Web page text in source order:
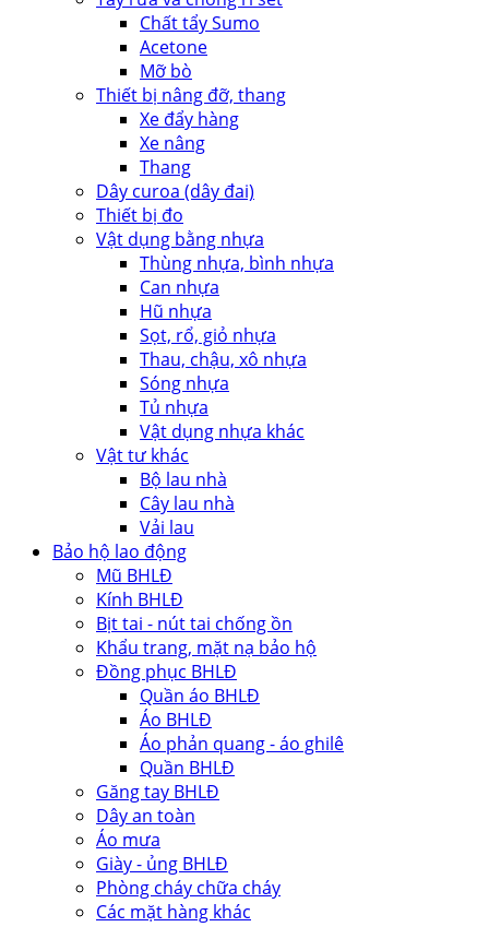
Chất tẩy Sumo
Acetone
Mỡ bò
Thiết bị nâng đỡ, thang
Xe đẩy hàng
Xe nâng
Thang
Dây curoa (dây đai)
Thiết bị đo
Vật dụng bằng nhựa
Thùng nhựa, bình nhựa
Can nhựa
Hũ nhựa
Sọt, rổ, giỏ nhựa
Thau, chậu, xô nhựa
Sóng nhựa
Tủ nhựa
Vật dụng nhựa khác
Vật tư khác
Bộ lau nhà
Cây lau nhà
Vải lau
Bảo hộ lao động
Mũ BHLĐ
Kính BHLĐ
Bịt tai - nút tai chống ồn
Khẩu trang, mặt nạ bảo hộ
Đồng phục BHLĐ
Quần áo BHLĐ
Áo BHLĐ
Áo phản quang - áo ghilê
Quần BHLĐ
Găng tay BHLĐ
Dây an toàn
Áo mưa
Giày - ủng BHLĐ
Phòng cháy chữa cháy
Các mặt hàng khác